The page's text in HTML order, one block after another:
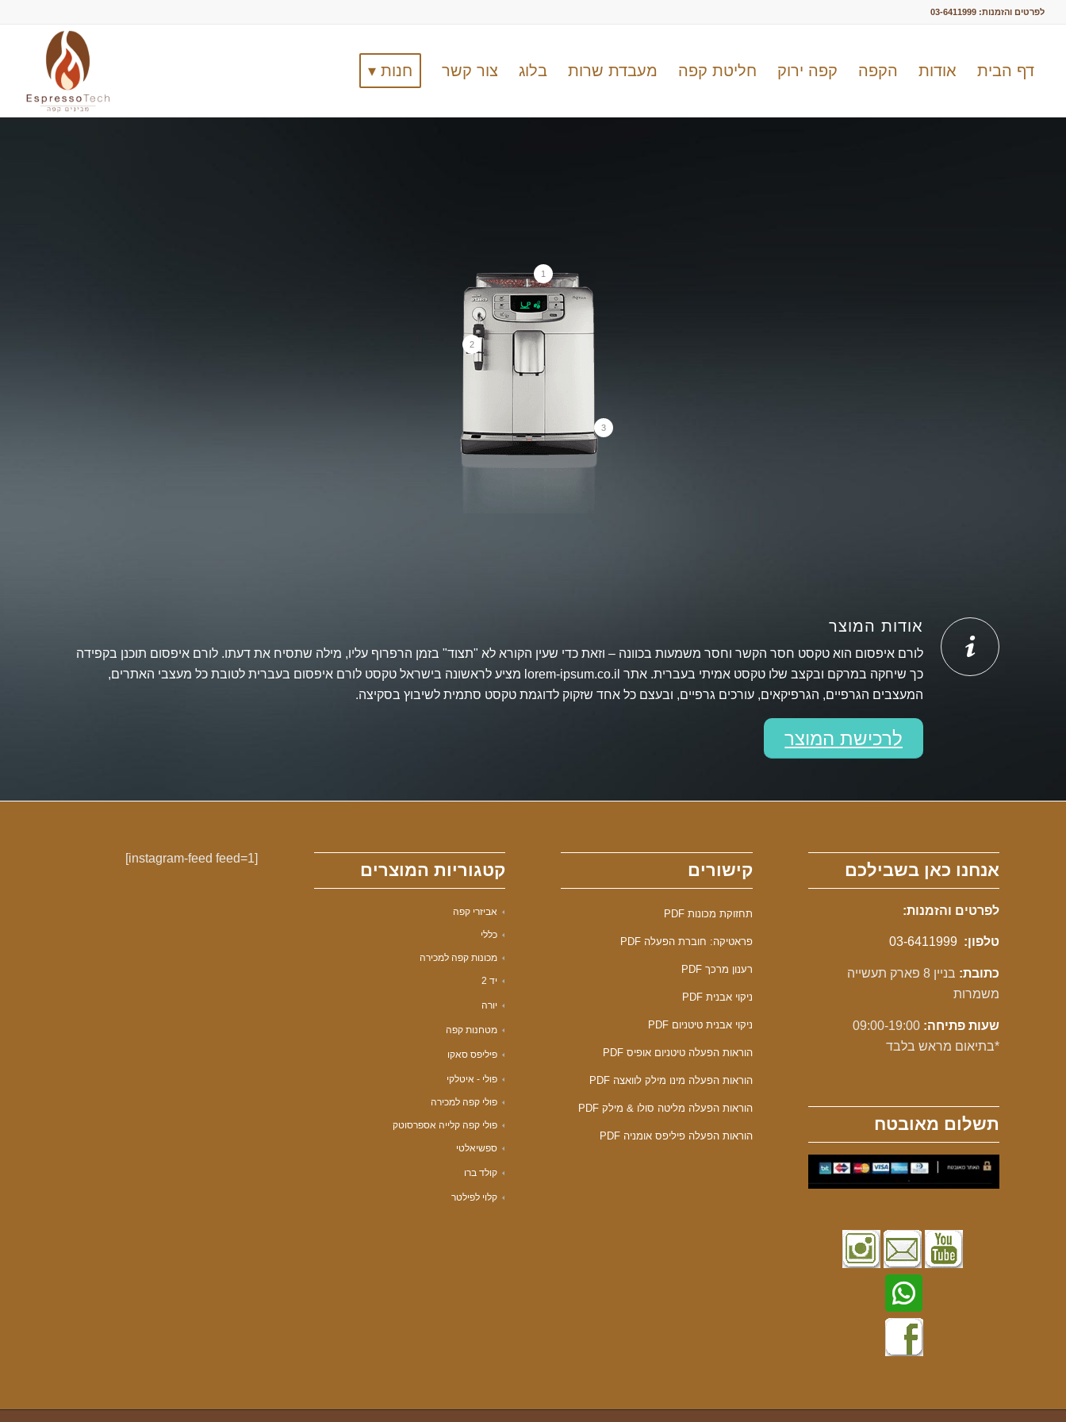
לפרטים והזמנות: 03-6411999
דף הבית אודות הקפה קפה ירוק חליטת קפה מעבדת שרות בלוג צור קשר חנות ▾
1
2
3
אודות המוצר
לורם איפסום הוא טקסט חסר הקשר וחסר משמעות בכוונה – וזאת כדי שעין הקורא לא "תצוד" בזמן הרפרוף עליו, מילה שתסיח את דעתו. לורם איפסום תוכנן בקפידה
כך שיחקה במרקם ובקצב שלו טקסט אמיתי בעברית. אתר lorem-ipsum.co.il מציע לראשונה בישראל טקסט לורם איפסום בעברית לטובת כל מעצבי האתרים,
המעצבים הגרפיים, הגרפיקאים, עורכים גרפיים, ובעצם כל אחד שזקוק לדוגמת טקסט סתמית לשיבוץ בסקיצה.
לרכישת המוצר
אנחנו כאן בשבילכם
לפרטים והזמנות:
טלפון: 03-6411999
כתובת:
בניין 8 פארק תעשייה
משמרות
שעות פתיחה:
*בתיאום מראש בלבד
תשלום מאובטח
קישורים
תחזוקת מכונות PDF
פראטיקה: חוברת הפעלה PDF
רענון מרכך PDF
ניקוי אבנית PDF
ניקוי אבנית טיטניום PDF
הוראות הפעלה טיטניום אופיס PDF
הוראות הפעלה מינו מילק לוואצה PDF
הוראות הפעלה מליטה סולו & מילק PDF
הוראות הפעלה פיליפס אומניה PDF
קטגוריות המוצרים
אביזרי קפה
כללי
מכונות קפה למכירה
יד 2
יורה
מטחנות קפה
פיליפס סאקו
פולי - איטלקי
פולי קפה למכירה
פולי קפה קלייה אספרסוטק
ספשיאלטי
קולד ברו
קלוי לפילטר
[instagram-feed feed=1]